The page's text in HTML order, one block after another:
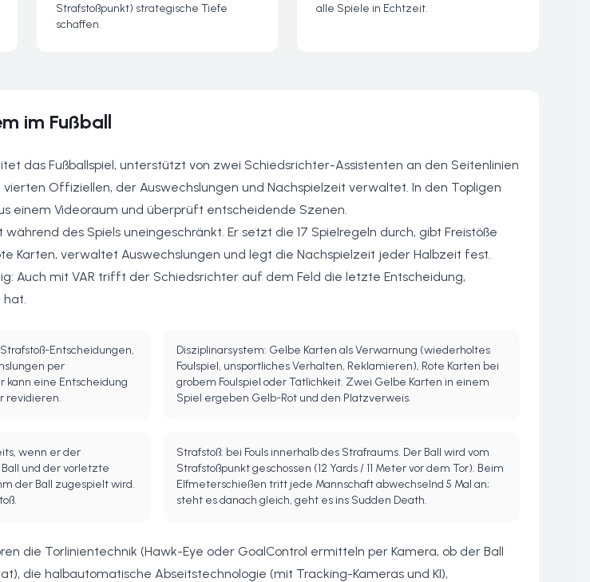
Strafstoßpunkt) strategische Tiefe
schaffen.
alle Spiele in Echtzeit.
im Fußball
das Fußballspiel, unterstützt von zwei Schiedsrichter-Assistenten an den Seitenlinien
Offiziellen, der Auswechslungen und Nachspielzeit verwaltet. In den Topligen
einem Videoraum und überprüft entscheidende Szenen.
des Spiels uneingeschränkt. Er setzt die 17 Spielregeln durch, gibt Freistöße
Karten, verwaltet Auswechslungen und legt die Nachspielzeit jeder Halbzeit fest.
Auch mit VAR trifft der Schiedsrichter auf dem Feld die letzte Entscheidung,
hat.
Entscheidungen,
per
kann eine Entscheidung
revidieren.
Disziplinarsystem: Gelbe Karten als Verwarnung (wiederholtes
Foulspiel, unsportliches Verhalten, Reklamieren), Rote Karten bei
grobem Foulspiel oder Tätlichkeit. Zwei Gelbe Karten in einem
Spiel ergeben Gelb-Rot und den Platzverweis.
wenn er der
und der vorletzte
der Ball zugespielt wird.
Strafstoß: bei Fouls innerhalb des Strafraums. Der Ball wird vom
Strafstoßpunkt geschossen (12 Yards / 11 Meter vor dem Tor). Beim
Elfmeterschießen tritt jede Mannschaft abwechselnd 5 Mal an;
steht es danach gleich, geht es ins Sudden Death.
die Torlinientechnik (Hawk-Eye oder GoalControl ermitteln per Kamera, ob der Ball
die halbautomatische Abseitstechnologie (mit Tracking-Kameras und KI),